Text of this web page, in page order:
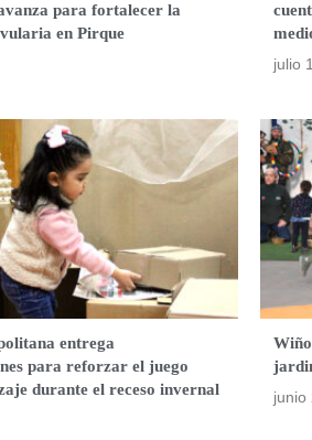
para fortalecer la
en Pirque
julio
entrega
para reforzar el juego
durante el receso invernal
junio